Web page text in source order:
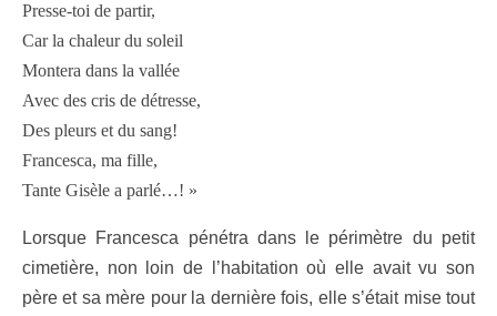
Presse-toi de partir,
Car la chaleur du soleil
Montera dans la vallée
Avec des cris de détresse,
Des pleurs et du sang!
Francesca, ma fille,
Tante Gisèle a parlé…! »
Lorsque Francesca pénétra dans le périmètre du petit
cimetière, non loin de l’habitation où elle avait vu son
père et sa mère pour la dernière fois, elle s’était mise tout